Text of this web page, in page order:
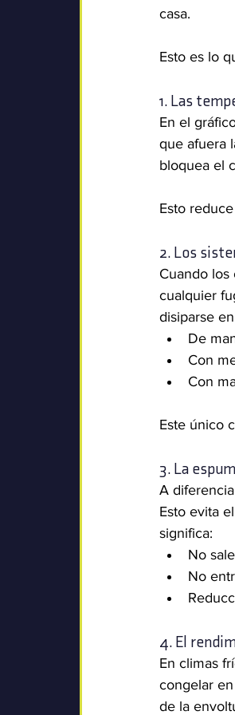
casa.
Esto es lo
1. Las
En el
que afuera
bloquea el
Esto
2. Los
Cuando
cualquier
disiparse
De
Con
Con
Este único
3. La
A
Esto evita
significa:
No
No
4. El
En climas
congelar
de la